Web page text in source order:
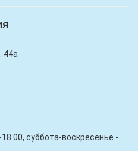
44а
суббота-воскресенье -